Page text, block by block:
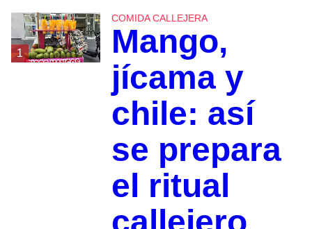
1
COMIDA CALLEJERA
Mango,
jícama y
chile: así
se prepara
el ritual